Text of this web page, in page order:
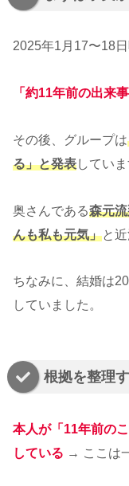
2025年1月17〜18
「約11年前の出来
その後、グループは
る」と発表していま
奥さんである森元
んも私も元気」と
ちなみに、結婚は
していました。
根拠を整理
本人が「11年前の
している → ここは